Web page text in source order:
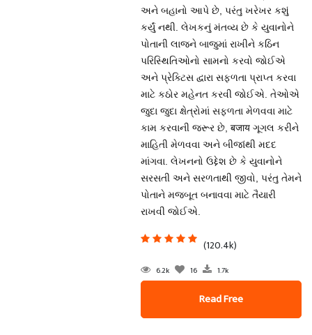
અને બહાનો આપે છે, પરંતુ ખરેખર કશું
કર્યું નથી. લેખકનું મંતવ્ય છે કે યુવાનોને
પોતાની લાજને બાજુમાં રાખીને કઠિન
પરિસ્થિતિઓનો સામનો કરવો જોઈએ
અને પ્રેક્ટિસ દ્વારા સફળતા પ્રાપ્ત કરવા
માટે કઠોર મહેનત કરવી જોઈએ. તેઓએ
જુદા જુદા ક્ષેત્રોમાં સફળતા મેળવવા માટે
કામ કરવાની જરૂર છે, बजाय ગૂગલ કરીને
માહિતી મેળવવા અને બીજાંથી મદદ
માંગવા. લેખનનો ઉદ્દેશ છે કે યુવાનોને
સરસતી અને સરળતાથી જીવો, પરંતુ તેમને
પોતાને મજબૂત બનાવવા માટે તૈયારી
રાખવી જોઈએ.
(120.4k)
6.2k 16 1.7k
Read Free